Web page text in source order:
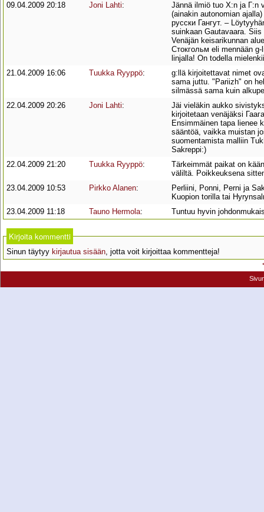
09.04.2009 20:18
Joni Lahti:
Jännä ilmiö tuo Х:n ja Г:n
(ainakin autonomian
русски Гангут. –
suinkaan Gautavaara.
Venäjän keisarikunnan
Cтокгольм eli mennään
linjalla! On todella
21.04.2009 16:06
Tuukka Ryyppö:
g:llä kirjoitettavat nimet
sama juttu. "Pariizh" on
silmässä sama kuin
22.04.2009 20:26
Joni Lahti:
Jäi vieläkin aukko
kirjoitetaan venäjäksi
Ensimmäinen tapa lienee
sääntöä, vaikka muistan
suomentamista malliin
Sakreppi:)
22.04.2009 21:20
Tuukka Ryyppö:
Tärkeimmät paikat on
väliltä. Poikkeuksena
23.04.2009 10:53
Pirkko Alanen:
Perliini, Ponni, Perni ja
Kuopion torilla tai
23.04.2009 11:18
Tauno Hermola: Tuntuu hyvin
Kirjoita kommentti
Sinun täytyy kirjautua sisään, jotta voit kirjoittaa kommentteja!